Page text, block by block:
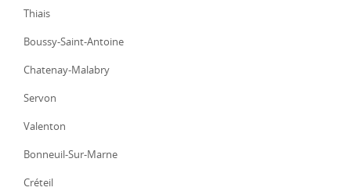
Thiais
Boussy-Saint-Antoine
Chatenay-Malabry
Servon
Valenton
Bonneuil-Sur-Marne
Créteil